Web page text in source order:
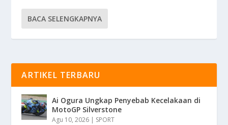
BACA SELENGKAPNYA
ARTIKEL TERBARU
Ai Ogura Ungkap Penyebab Kecelakaan di
MotoGP Silverstone
Agu 10, 2026 | SPORT